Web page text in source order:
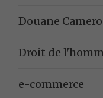
Douane
Droit de
e-commerce